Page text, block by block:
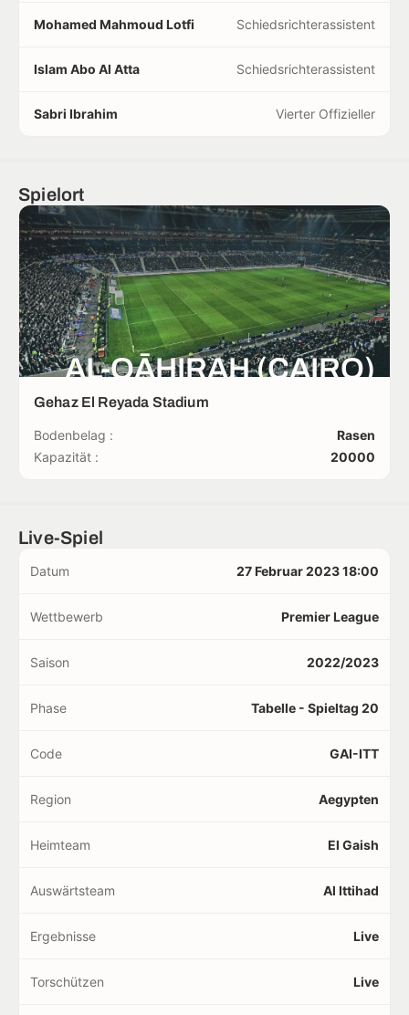
Mohamed Mahmoud Lotfi Schiedsrichterassistent
Islam Abo Al Atta Schiedsrichterassistent
Sabri Ibrahim Vierter Offizieller
Spielort
AL-QĀHIRAH (CAIRO)
Gehaz El Reyada Stadium
Bodenbelag :
Rasen
Kapazität :
20000
Live-Spiel
Datum 27 Februar 2023 18:00
Wettbewerb Premier League
Saison 2022/2023
Phase Tabelle - Spieltag 20
Code GAI-ITT
Region Aegypten
Heimteam El Gaish
Auswärtsteam Al Ittihad
Ergebnisse Live
Torschützen Live